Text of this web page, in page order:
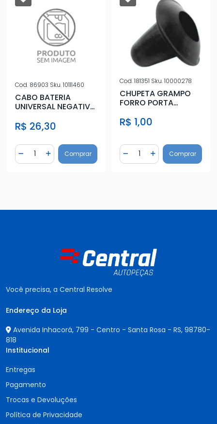
Cod. 86903 Sku.10111460
CABO BATERIA
UNIVERSAL NEGATIVO
R$ 26,30
Diminuir Quantidade
Quantidade
Adicionar Quantidade
Comprar
Cod.181351 Sku.10000278
CHUPETA GRAMPO
FORRO PORTA
R$ 1,00
Diminuir Quantidade
Quantidade
AdicionarComprar
Você precisa, a Central Resolve
Endereço da Loja
Avenida Inhacorá, 799 - Centro - Santa Rosa - RS, 98780-
818
Institucional
Entregas
Pagamento
Trocas e Devoluções
Política de Privacidade